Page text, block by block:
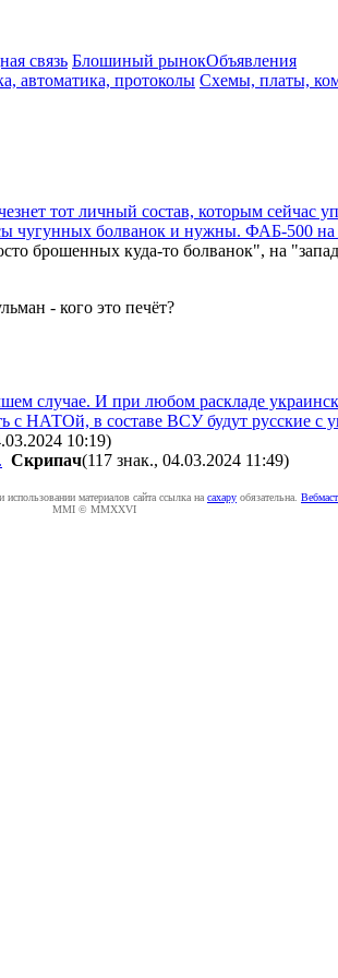
связь Блошиный рынокОбъявления
автоматика, протоколы Схемы, платы,
тот личный состав, которым сейчас
чугунных болванок и нужны. ФАБ-500
брошенных куда-то болванок", на
- кого это печёт?
случае. И при любом раскладе
с НАТОй, в составе ВСУ будут русские
10:19)
Cкpипaч(117 знак., 04.03.2024 11:49)
материалов сайта ссылка на caxapу обязательна.
MMI © MMXXVI